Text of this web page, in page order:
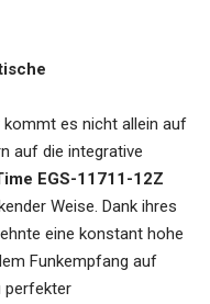
es nicht allein auf
auf die integrative
EGS-11711-12Z
Weise. Dank ihres
eine konstant hohe
Funkempfang auf
perfekter